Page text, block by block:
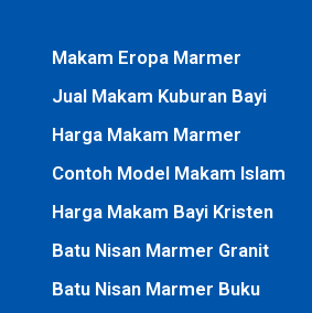
Makam Eropa Marmer
Jual Makam Kuburan Bayi
Harga Makam Marmer
Contoh Model Makam Islam
Harga Makam Bayi Kristen
Batu Nisan Marmer Granit
Batu Nisan Marmer Buku